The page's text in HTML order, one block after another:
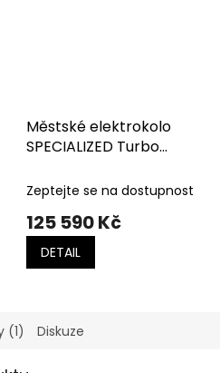
Městské elektrokolo
SPECIALIZED Turbo
Dolomite Metallic / Satin
Zeptejte se na dostupnost
125 590 Kč
DETAIL
(1) Diskuze